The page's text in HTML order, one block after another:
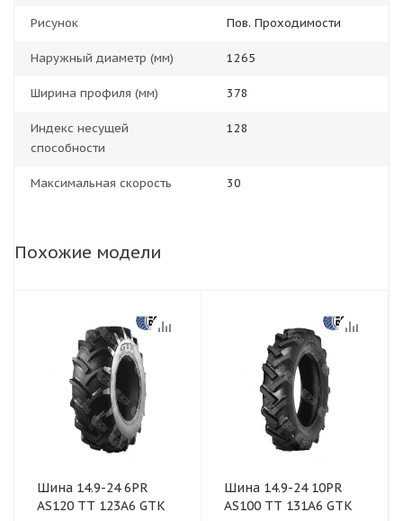
Рисунок Пов. Проходимости
Наружный диаметр (мм) 1265
Ширина профиля (мм) 378
Индекс несущей
способности
128
Максимальная скорость 30
Похожие модели
Шина 14.9-24 6PR
AS120 TТ 123A6 GTK
Шина 14.9-24 10PR
AS100 TT 131A6 GTK